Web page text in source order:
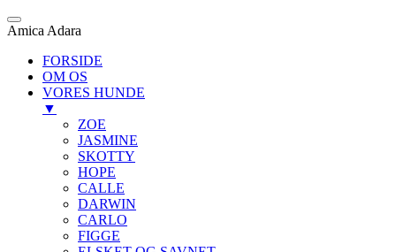
Amica Adara
FORSIDE
OM OS
VORES HUNDE
▼
ZOE
JASMINE
SKOTTY
HOPE
CALLE
DARWIN
CARLO
FIGGE